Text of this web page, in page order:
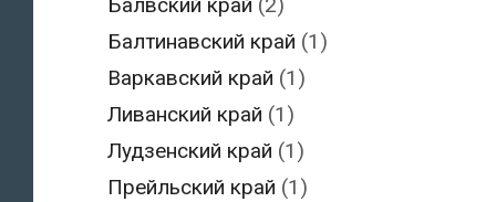
Балвский край (2)
Балтинавский край (1)
Варкавский край (1)
Ливанский край (1)
Лудзенский край (1)
Прейльский край (1)